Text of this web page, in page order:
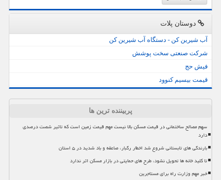
دوستان پلات
آب شیرین کن - دستگاه آب شیرین کن
شرکت صنعتی سخت پوشش
فیش حج
قیمت بیسیم کنوود
پربیننده ترین ها
سهم مصالح ساختمانی در قیمت مسکن بالا نیست مهم قیمت زمین است که تاثیر شصت درصدی
دارد
بارندگی های تابستانی شروع شد اخطار رگبار، صاعقه و باد شدید در ۵ استان
تا کلید خانه ها تحویل نشود، طرح های حمایتی در بازار مسکن اثر ندارد
خبر مهم وزارت راه برای مستاجرین